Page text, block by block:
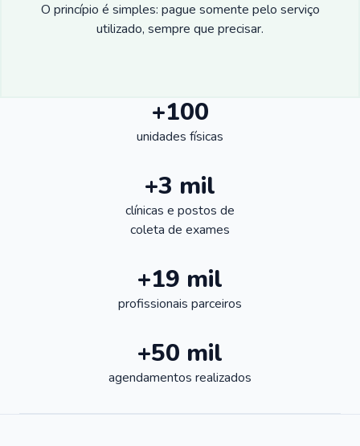
O princípio é simples: pague somente pelo serviço
utilizado, sempre que precisar.
+100
unidades físicas
+3 mil
clínicas e postos de
coleta de exames
+19 mil
profissionais parceiros
+50 mil
agendamentos realizados